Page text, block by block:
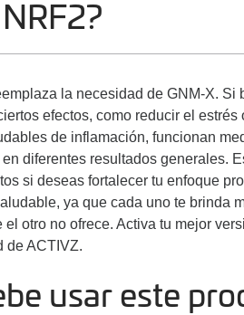
la necesidad de GNM-X. Si
efectos, como reducir el estrés
de inflamación, funcionan
diferentes resultados generales.
si deseas fortalecer tu enfoque
ya que cada uno te brinda
el otro no ofrece. Activa tu mejor
de ACTIVZ.
usar este